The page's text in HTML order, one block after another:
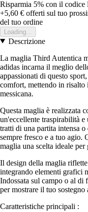
Risparmia 5% con il codice
+5,60 € offerti sul tuo
del tuo ordine
Loading...
Descrizione
La maglia Third Autentica
adidas incarna il meglio
appassionati di questo
comfort, mettendo in risalto
messicana.
Questa maglia è realizzata
un'eccellente traspirabilità
tratti di una partita intensa
sempre fresco e a tuo agio.
maglia una scelta ideale
Il design della maglia
integrando elementi grafici
Indossata sul campo o al di
per mostrare il tuo
Caratteristiche principali :